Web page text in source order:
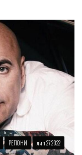
РЕГІОНИ лип 27 2022